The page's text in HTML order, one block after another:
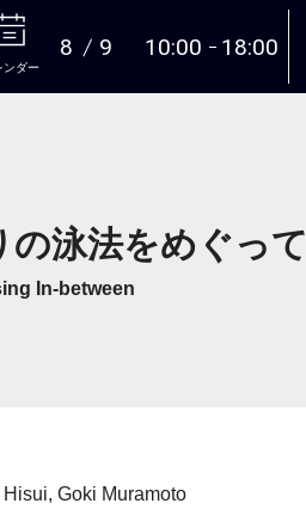
本文へ
ンダー
8 9 10:00 18:00
泳法をめぐって
In-between
Goki Muramoto